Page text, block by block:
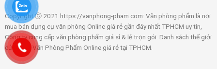
Copyright ⓒ 2021 https://vanphong-pham.com: Văn phòng phẩm là nơi
mua bán dụng cụ văn phòng Online giá rẻ gần đây nhất TPHCM uy tín,
Công ty cung cấp văn phòng phẩm giá sỉ & lẻ trọn gói. Danh sách thế giới
cửa hàng Văn Phòng Phẩm Online giá rẻ tại TPHCM.